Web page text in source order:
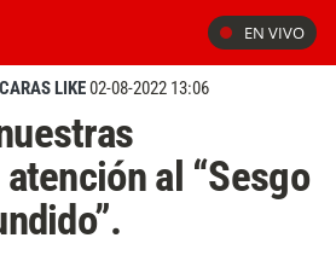
EN VIVO
LIKE02-08-2022 13:06
al “Sesgo